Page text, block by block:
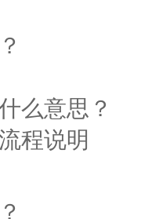
么意思？
程说明